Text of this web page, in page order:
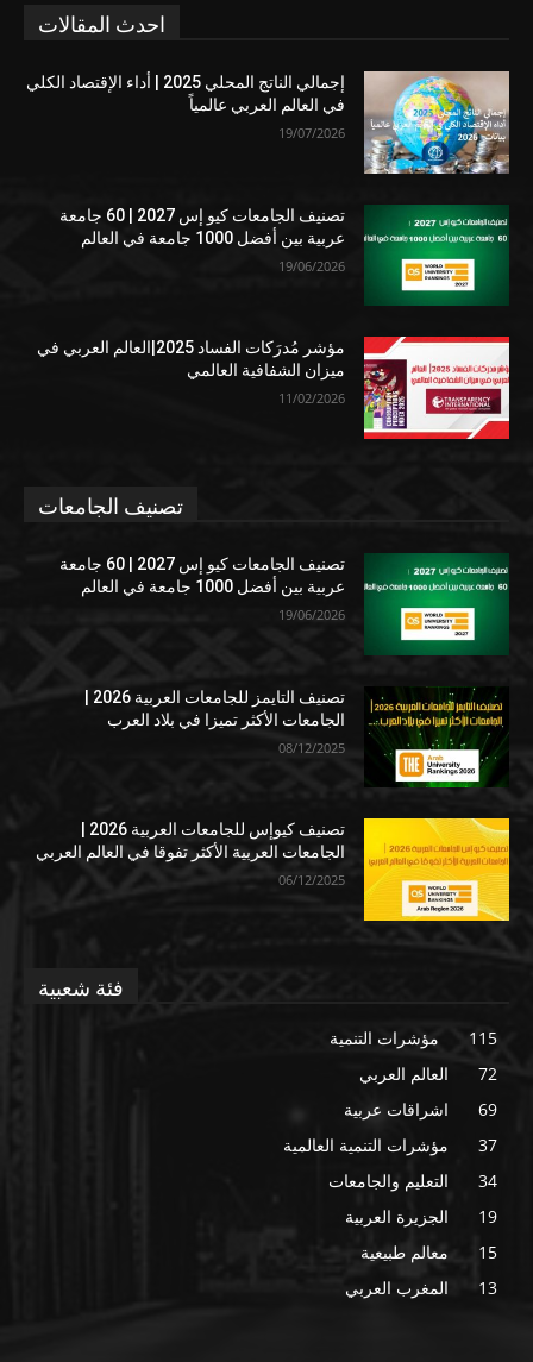
احدث المقالات
إجمالي الناتج المحلي 2025 | أداء الإقتصاد الكلي
في العالم العربي عالمياً
19/07/2026
تصنيف الجامعات كيو إس 2027 | 60 جامعة
عربية بين أفضل 1000 جامعة في العالم
19/06/2026
مؤشر مُدرَكات الفساد 2025|العالم العربي في
ميزان الشفافية العالمي
11/02/2026
تصنيف الجامعات
تصنيف الجامعات كيو إس 2027 | 60 جامعة
عربية بين أفضل 1000 جامعة في العالم
19/06/2026
الجامعات الأكثر تميزا في بلاد العرب
08/12/2025
الجامعات العربية الأكثر تفوقا في العالم العربي
06/12/2025
فئة شعبية
مؤشرات التنمية
115
العالم العربي
72
اشراقات عربية
69
مؤشرات التنمية العالمية
37
التعليم والجامعات
34
الجزيرة العربية
19
معالم طبيعية
15
المغرب العربي
13